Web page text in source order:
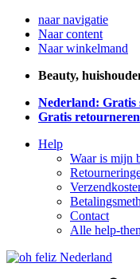
naar navigatie
Naar content
Naar winkelmand
Beauty,
Nederland: Gratis
Gratis retourneren
Help
Waar is mijn
Contact
Alle help-